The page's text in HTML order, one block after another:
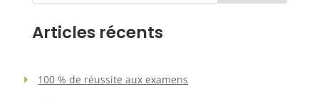
Articles récents
100 % de réussite aux examens